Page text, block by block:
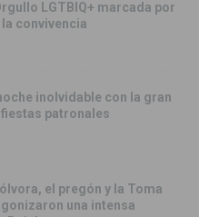
LGTBIQ+ marcada por
convivencia
inolvidable con la gran
patronales
el pregón y la Toma
una intensa